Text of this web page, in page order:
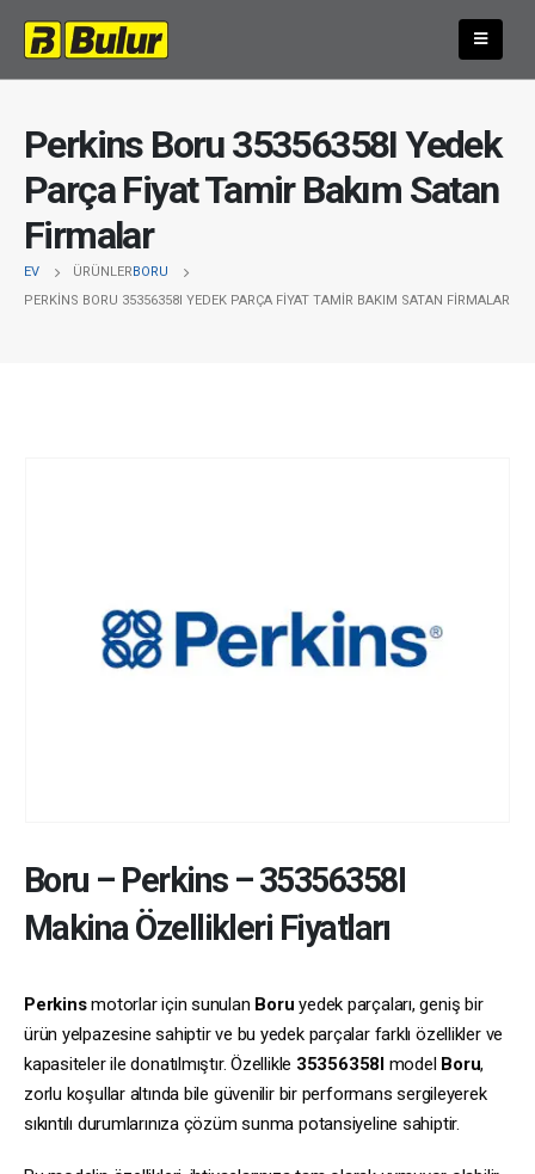
Perkins Boru 35356358I Yedek
Parça Fiyat Tamir Bakım Satan
Firmalar
EV ÜRÜNLERBORU
PERKINS BORU 35356358I YEDEK PARÇA FIYAT TAMIR BAKIM SATAN FIRMALAR
Boru – Perkins–35356358I
Makina Özellikleri Fiyatları
Perkinsmotorlar için sunulan Boru yedek parçaları, geniş bir
ürün yelpazesine sahiptir ve bu yedek parçalar farklı özellikler ve
kapasiteler ile donatılmıştır. Özellikle 35356358Imodel Boru,
zorlu koşullar altında bile güvenilir bir performans sergileyerek
sıkıntılı durumlarınıza çözüm sunma potansiyeline sahiptir.